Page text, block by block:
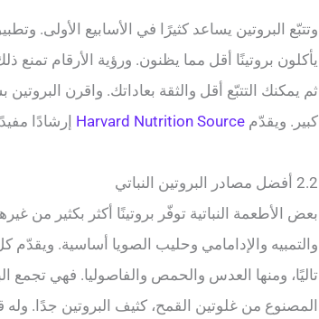
وتتبّع البروتين يساعد كثيرًا في الأسابيع الأولى.
يأكلون بروتينًا أقل مما يظنون. ورؤية الأرقام
ثم يمكنك التتبّع أقل والثقة بعاداتك. واقرن
كبير. ويقدّم Harvard Nutrition Source إرشادًا
2.2 أفضل مصادر البروتين النباتي
بعض الأطعمة النباتية توفّر بروتينًا أكثر بكثير من
والتمبيه والإدامامي وحليب الصويا أساسية. ويقدّم
تاليًا، ومنها العدس والحمص والفاصوليا. فهي تجمع
المصنوع من غلوتين القمح، كثيف البروتين جدًا.